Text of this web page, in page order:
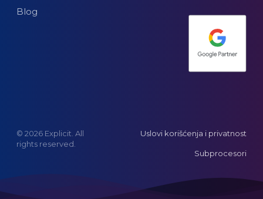
Blog
© 2026 Explicit. All
rights reserved.
Uslovi korišćenja i privatnost
Subprocesori